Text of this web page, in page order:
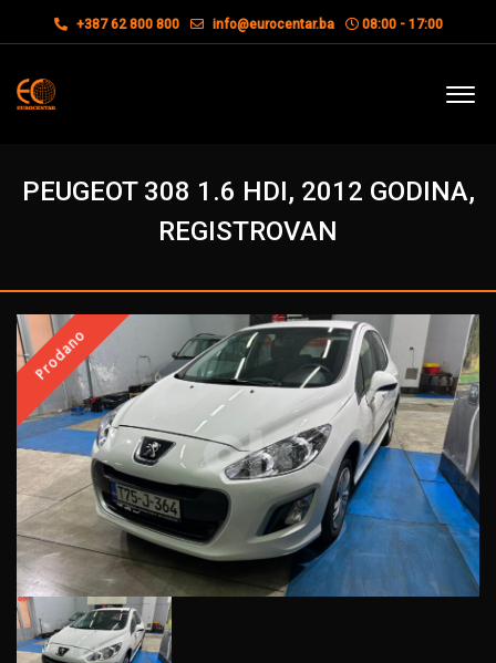
+387 62 800 800 info@eurocentar.ba 08:00 - 17:00
PEUGEOT 308 1.6 HDI, 2012 GODINA,
REGISTROVAN
Prodano